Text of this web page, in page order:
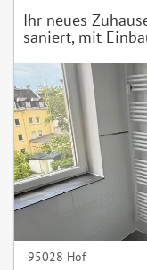
Ihr neues
saniert, mit
95028 Hof